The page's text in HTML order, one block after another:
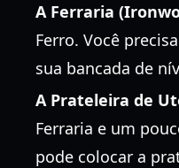
A Ferraria
Ferro. Você
sua bancada de
A Prateleira de
Ferraria e um
pode colocar a